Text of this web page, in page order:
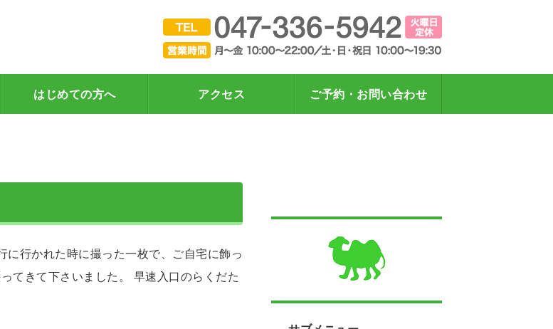
総中山で肩こり・腰痛がスッキリ！指圧・マッサージらくだ
はじめての方へ アクセス ご予約・お問い合わせ
行かれた時に撮った一枚で、ご自宅に飾っ
てきて下さいました。 早速入口のらくだた